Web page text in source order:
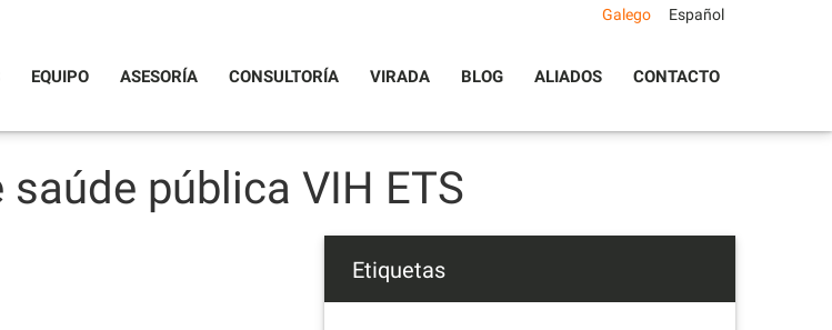
EQUIPO ASESORÍA CONSULTORÍA VIRADA BLOG ALIADOS CONTACTO
Galego Español
pública VIH ETS
Etiquetas